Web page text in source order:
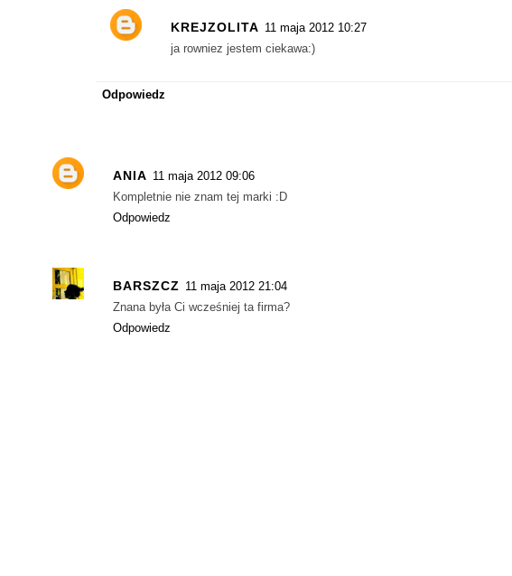
KREJZOLITA 11 maja 2012 10:27
ja rowniez jestem ciekawa:)
Odpowiedz
ANIA 11 maja 2012 09:06
Kompletnie nie znam tej marki :D
Odpowiedz
BARSZCZ 11 maja 2012 21:04
Znana była Ci wcześniej ta firma?
Odpowiedz